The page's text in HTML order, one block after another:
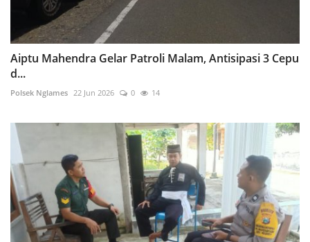
Aiptu Mahendra Gelar Patroli Malam, Antisipasi 3 Cepu
d...
Polsek Nglames 22 Jun 2026 0 14